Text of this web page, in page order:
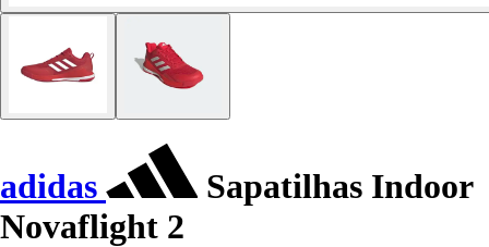
adidas
Sapatilhas Indoor
Novaflight 2